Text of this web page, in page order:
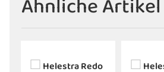
Ähnliche Artikel